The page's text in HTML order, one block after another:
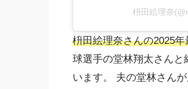
枡田絵理奈
枡田絵理奈さんの2025
球選手の堂林翔太さんと
います。 夫の堂林さん